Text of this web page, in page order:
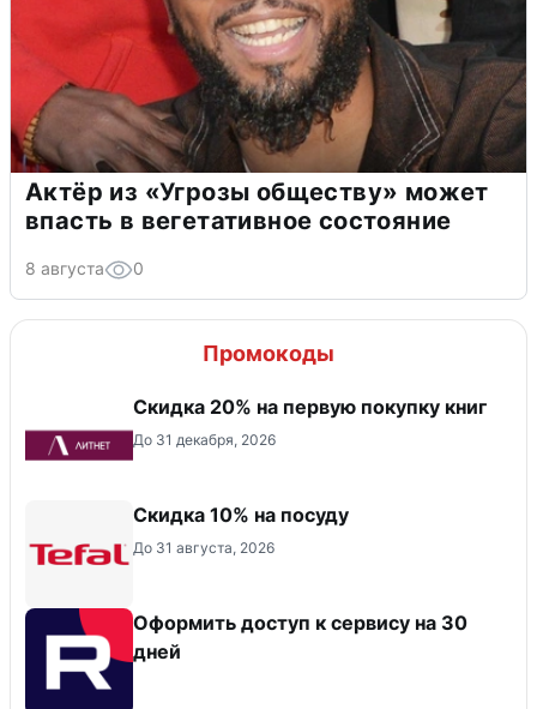
Актёр из «Угрозы обществу» может
впасть в вегетативное состояние
8 августа 0
Промокоды
Скидка 20% на первую покупку книг
До 31 декабря, 2026
Скидка 10% на посуду
До 31 августа, 2026
Оформить доступ к сервису на 30
дней